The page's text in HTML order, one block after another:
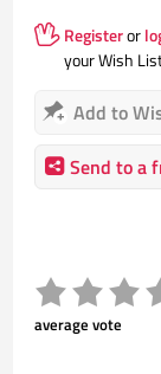
Registeror
your Wish
Add to
Send to a
average vote